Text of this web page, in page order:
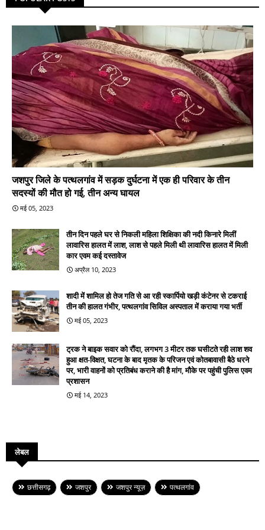
जशपुर जिले के पत्थलगांव में सड़क दुर्घटना में एक ही परिवार के तीन
सदस्यों की मौत हो गई, तीन अन्य घायल
मई 05, 2023
तीन दिन पहले घर से निकली महिला शिक्षिका की नदी किनारे मिलीं
लावारिस हालत में लाश, लाश से पहले मिली थी लावारिस हालत में मिली
कार एवम कई दस्तावेज
अप्रैल 10, 2023
शादी में शामिल हो तेज गति से आ रही स्कार्पियो खड़ी कंटेनर से टकराई
तीन की हालत गंभीर, पत्थलगांव सिविल अस्पताल में कराया गया भर्ती
मई 05, 2023
ट्रक ने बाइक सवार को रौंदा, लगभग 3 मीटर तक घसीटते रही लाश शव
हुआ क्षत-विक्षत, घटना के बाद मृतक के परिजन एवं कोतबावासी बैठे धरने
पर, भारी वाहनों को प्रतिबंध कराने की है मांग, मौके पर पहुंची पुलिस एवम
प्रशासन
मई 14, 2023
लेबल
छत्तीसगढ़ जशपुर जशपुर न्यूज़ पत्थलगांव